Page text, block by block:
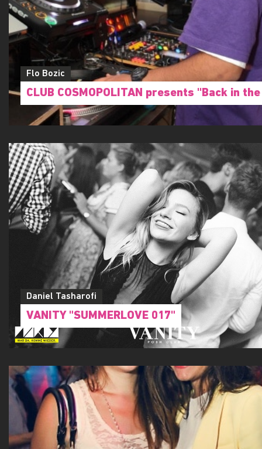
Flo Bozic
CLUB COSMOPOLITAN presents ''Back in
Daniel Tasharofi
VANITY "SUMMERLOVE 017"